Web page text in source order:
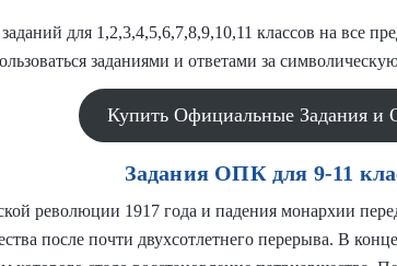
для 1,2,3,4,5,6,7,8,9,10,11 классов на все
заданиями и ответами за
Купить Официальные Задания и
Задания ОПК для 9-11
революции 1917 года и падения монархии
после почти двухсотлетнего перерыва. В